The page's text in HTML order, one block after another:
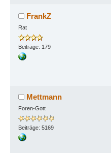
FrankZ
Rat
Beiträge: 179
Mettmann
Foren-Gott
Beiträge: 5169